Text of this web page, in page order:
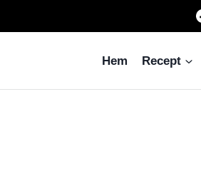
Hem
Recept